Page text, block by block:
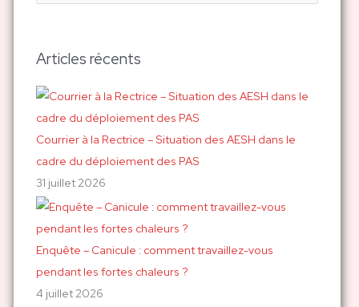
e
h
r
c
h
e
r
:
Articles récents
Courrier à la Rectrice – Situation des AESH dans le
cadre du déploiement des PAS
31 juillet 2026
Enquête – Canicule : comment travaillez-vous
pendant les fortes chaleurs ?
4 juillet 2026